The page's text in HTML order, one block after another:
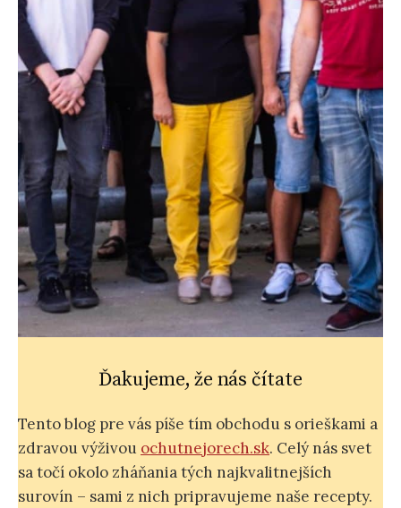
Ďakujeme, že nás čítate
Tento blog pre vás píše tím obchodu s orieškami a
zdravou výživou ochutnejorech.sk. Celý nás svet
sa točí okolo zháňania tých najkvalitnejších
surovín – sami z nich pripravujeme naše recepty.